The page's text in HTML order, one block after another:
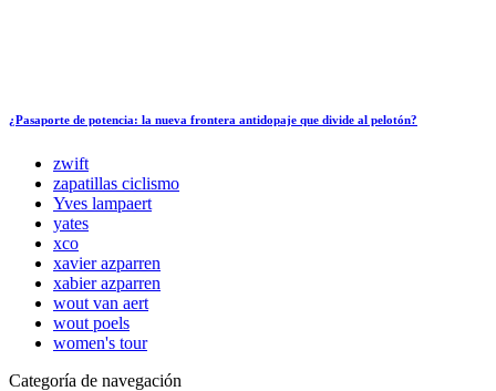
¿Pasaporte de potencia: la nueva frontera antidopaje que divide al pelotón?
zwift
zapatillas ciclismo
Yves lampaert
yates
xco
xavier azparren
xabier azparren
wout van aert
wout poels
women's tour
Categoría de navegación